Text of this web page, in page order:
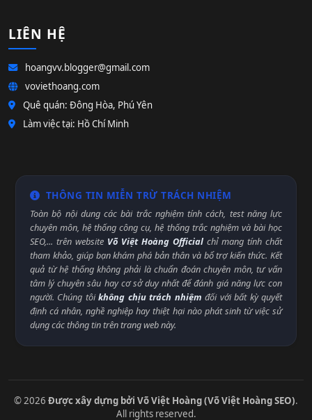
LIÊN HỆ
hoangvv.blogger@gmail.com
voviethoang.com
Quê quán: Đông Hòa, Phú Yên
Làm việc tại: Hồ Chí Minh
THÔNG TIN MIỄN TRỪ TRÁCH NHIỆM
Toàn bộ nội dung các bài trắc nghiệm tính cách, test năng lực
chuyên môn, hệ thống công cụ, hệ thống trắc nghiệm và bài học
SEO,... trên website Võ Việt Hoàng Official chỉ mang tính chất
tham khảo, giúp bạn khám phá bản thân và bổ trợ kiến thức. Kết
quả từ hệ thống không phải là chuẩn đoán chuyên môn, tư vấn
tâm lý chuyên sâu hay cơ sở duy nhất để đánh giá năng lực con
người. Chúng tôikhông chịu trách nhiệm đối với bất kỳ quyết
định cá nhân, nghề nghiệp hay thiệt hại nào phát sinh từ việc sử
dụng các thông tin trên trang web này.
© 2026 Được xây dựng bởi Võ Việt Hoàng (Võ Việt Hoàng SEO).
All rights reserved.